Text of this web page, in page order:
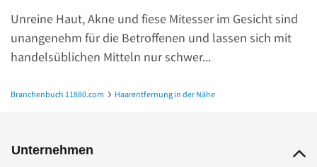
Unreine Haut, Akne und fiese Mitesser im Gesicht sind
unangenehm für die Betroffenen und lassen sich mit
handelsüblichen Mitteln nur schwer...
Branchenbuch 11880.com
Haarentfernung in der Nähe
Unternehmen